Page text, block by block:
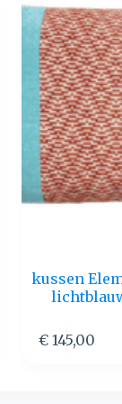
kussen
€ 145,00